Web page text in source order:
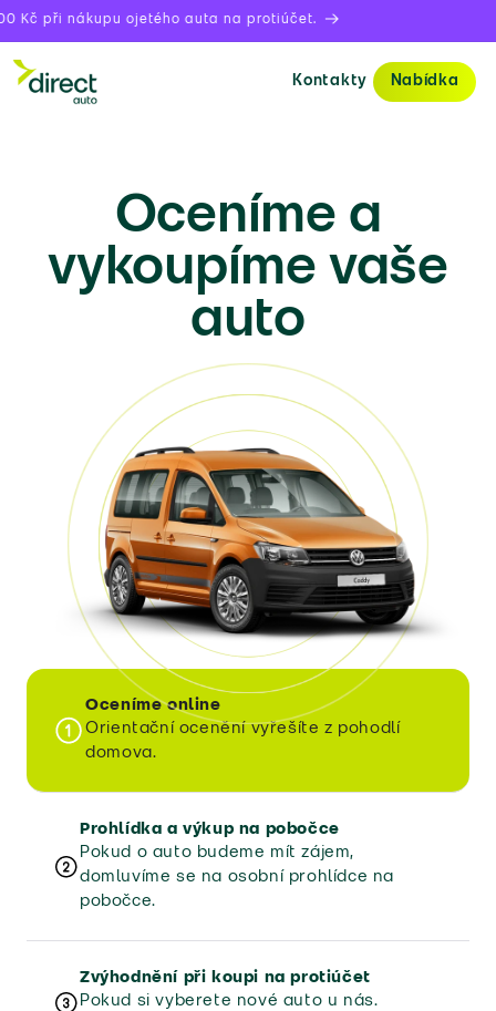
při nákupu ojetého auta na protiúčet.
Kontakty Nabídka
Oceníme a
vykoupíme vaše
auto
Oceníme online
Orientační ocenění vyřešíte z pohodlí
domova.
Prohlídka a výkup na pobočce
Pokud o auto budeme mít zájem,
domluvíme se na osobní prohlídce na
pobočce.
Zvýhodnění při koupi na protiúčet
Pokud si vyberete nové auto u nás.